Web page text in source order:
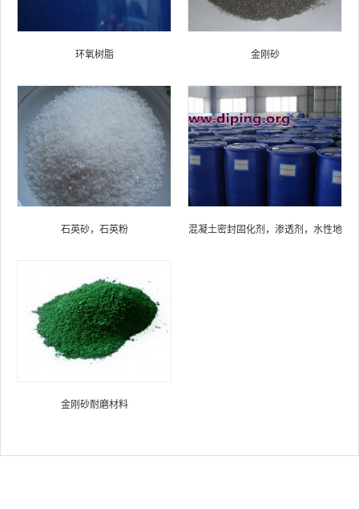
环氧树脂 金刚砂
石英砂，石英粉 混凝土密封固化剂，渗透剂，水性地
金刚砂耐磨材料